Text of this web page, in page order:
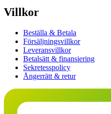
Villkor
Beställa & Betala
Försäljningsvillkor
Leveransvillkor
Betalsätt & finansiering
Sekretesspolicy
Ångerrätt & retur